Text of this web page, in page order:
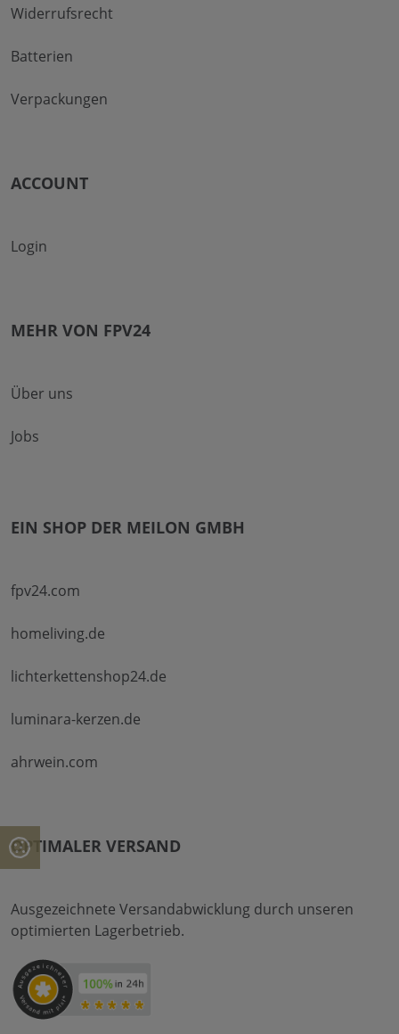
Widerrufsrecht
Batterien
Verpackungen
ACCOUNT
Login
MEHR VON FPV24
Über uns
Jobs
EIN SHOP DER MEILON GMBH
fpv24.com
homeliving.de
lichterkettenshop24.de
luminara-kerzen.de
ahrwein.com
OPTIMALER VERSAND
Ausgezeichnete Versandabwicklung durch unseren
optimierten Lagerbetrieb.